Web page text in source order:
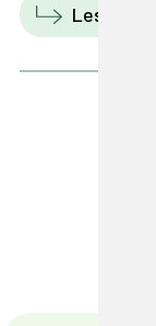
Les mer